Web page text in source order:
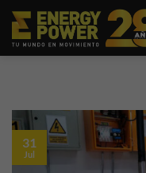
Saltar
contenido
31
Jul